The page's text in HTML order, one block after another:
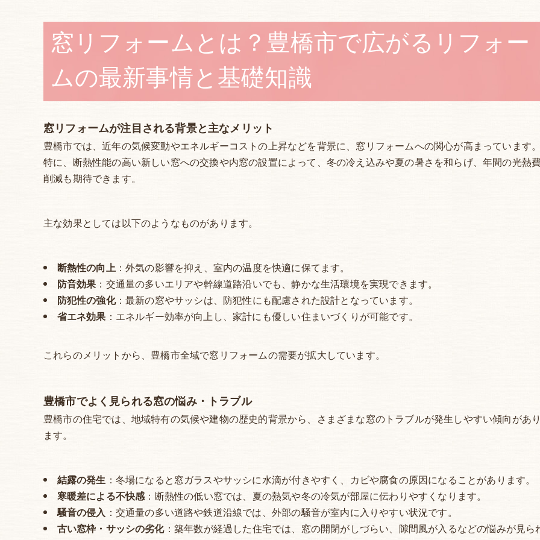
窓リフォームとは？豊橋市で広がるリフォー
ムの最新事情と基礎知識
窓リフォームが注目される背景と主なメリット
豊橋市では、近年の気候変動やエネルギーコストの上昇などを背景に、窓リフォームへの関心が高まっています
特に、断熱性能の高い新しい窓への交換や内窓の設置によって、冬の冷え込みや夏の暑さを和らげ、年間の光熱
削減も期待できます。
主な効果としては以下のようなものがあります。
断熱性の向上：外気の影響を抑え、室内の温度を快適に保てます。
防音効果 ：交通量の多いエリアや幹線道路沿いでも、静かな生活環境を実現できます。
防犯性の強化：最新の窓やサッシは、防犯性にも配慮された設計となっています。
省エネ効果 ：エネルギー効率が向上し、家計にも優しい住まいづくりが可能です。
これらのメリットから、豊橋市全域で窓リフォームの需要が拡大しています。
豊橋市でよく見られる窓の悩み・トラブル
豊橋市の住宅では、地域特有の気候や建物の歴史的背景から、さまざまな窓のトラブルが発生しやすい傾向があ
ます。
結露の発生 ：冬場になると窓ガラスやサッシに水滴が付きやすく、カビや腐食の原因になることがあります。
寒暖差による不快感：断熱性の低い窓では、夏の熱気や冬の冷気が部屋に伝わりやすくなります。
騒音の侵入：交通量の多い道路や鉄道沿線では、外部の騒音が室内に入りやすい状況です。
古い窓枠・サッシの劣化：築年数が経過した住宅では、窓の開閉がしづらい、隙間風が入るなどの悩みが見ら